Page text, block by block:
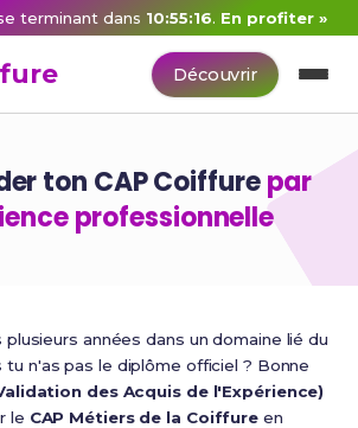
terminant dans 10:55:15. En profiter »
Découvrir
ton CAP Coiffurepar
professionnelle
années dans un domaine lié du
tu n'as pas le diplôme officiel ? Bonne
des Acquis de l'Expérience)
le CAP Métiers de la Coiffure en